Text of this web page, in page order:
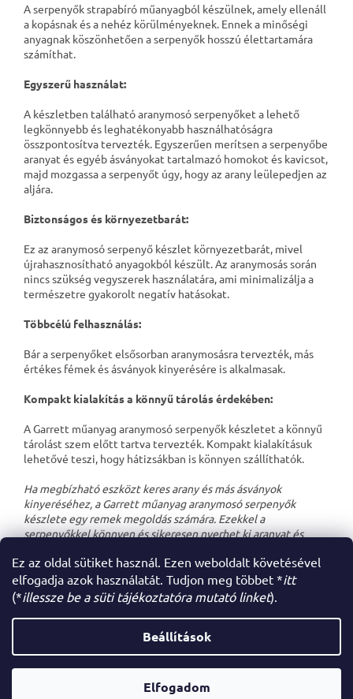
Ez az oldal sütiket használ. Ezen weboldalt követésével
elfogadja azok használatát. Tudjon meg többet *itt
(*illessze be a süti tájékoztatóra mutató linket).
Beállítások
Elfogadom
A serpenyők strapabíró műanyagból készülnek, amely ellenáll
a kopásnak és a nehéz körülményeknek. Ennek a minőségi
anyagnak köszönhetően a serpenyők hosszú élettartamára
számíthat.
Egyszerű használat:
A készletben található aranymosó serpenyőket a lehető
legkönnyebb és leghatékonyabb használhatóságra
összpontosítva tervezték. Egyszerűen merítsen a serpenyőbe
aranyat és egyéb ásványokat tartalmazó homokot és kavicsot,
majd mozgassa a serpenyőt úgy, hogy az arany leülepedjen az
aljára.
Biztonságos és környezetbarát:
Ez az aranymosó serpenyő készlet környezetbarát, mivel
újrahasznosítható anyagokból készült. Az aranymosás során
nincs szükség vegyszerek használatára, ami minimalizálja a
természetre gyakorolt ​​negatív hatásokat.
Többcélú felhasználás:
Bár a serpenyőket elsősorban aranymosásra tervezték, más
értékes fémek és ásványok kinyerésére is alkalmasak.
Kompakt kialakítás a könnyű tárolás érdekében:
A Garrett műanyag aranymosó serpenyők készletet a könnyű
tárolást szem előtt tartva tervezték. Kompakt kialakításuk
lehetővé teszi, hogy hátizsákban is könnyen szállíthatók.
Ha megbízható eszközt keres arany és más ásványok
kinyeréséhez, a Garrett műanyag aranymosó serpenyők
készlete egy remek megoldás számára. Ezekkel a
serpenyőkkel könnyen és sikeresen nyerhet ki aranyat és
Shoptet készítette
Az én webáruházam. Minden jog fenntartva.